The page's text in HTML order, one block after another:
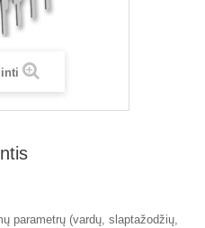
parametrų (vardų, slaptažodžių,